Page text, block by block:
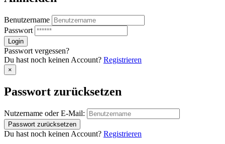
Benutzername
Passwort
Passwort vergessen?
Du hast noch keinen Account? Registrieren
×
Passwort zurücksetzen
Nutzername oder E-Mail:
Du hast noch keinen Account? Registrieren